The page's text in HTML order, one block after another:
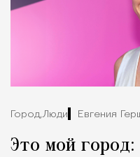
Город,Люди Евгения
Это мой